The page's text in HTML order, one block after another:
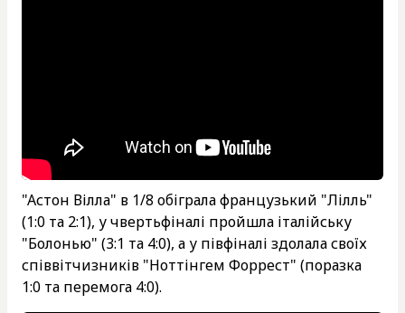
"Астон Вілла" в 1/8 обіграла французький "Лілль"
(1:0 та 2:1), у чвертьфіналі пройшла італійську
"Болонью" (3:1 та 4:0), а у півфіналі здолала своїх
співвітчизників "Ноттінгем Форрест" (поразка
1:0 та перемога 4:0).